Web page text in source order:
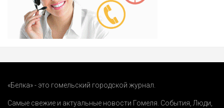
«Белка» - это гомельский городской журнал.
Самые свежие и актуальные новости Гомеля. События Люди